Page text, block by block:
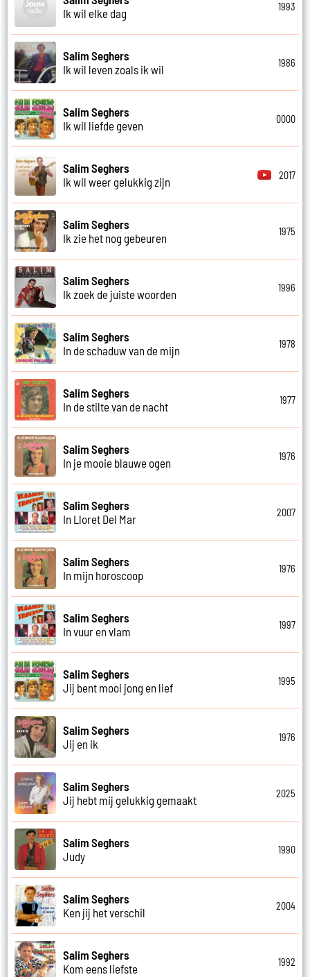
Ik wil elke dag
1993
Salim Seghers
Ik wil leven zoals ik wil
1986
Salim Seghers
Ik wil liefde geven
0000
Salim Seghers
Ik wil weer gelukkig zijn
2017
Salim Seghers
Ik zie het nog gebeuren
1975
Salim Seghers
Ik zoek de juiste woorden
1996
Salim Seghers
In de schaduw van de mijn
1978
Salim Seghers
In de stilte van de nacht
1977
Salim Seghers
In je mooie blauwe ogen
1976
Salim Seghers
In Lloret Del Mar
2007
Salim Seghers
In mijn horoscoop
1976
Salim Seghers
In vuur en vlam
1997
Salim Seghers
Jij bent mooi jong en lief
1995
Salim Seghers
Jij en ik
1976
Salim Seghers
Jij hebt mij gelukkig gemaakt
2025
Salim Seghers
Judy
1990
Salim Seghers
Ken jij het verschil
2004
Salim Seghers
Kom eens liefste
1992